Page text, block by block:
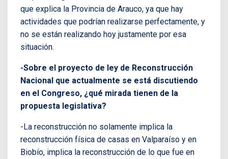
que explica la Provincia de Arauco, ya que hay
actividades que podrían realizarse perfectamente, y
no se están realizando hoy justamente por esa
situación.
-Sobre el proyecto de ley de Reconstrucción
Nacional que actualmente se está discutiendo
en el Congreso, ¿qué mirada tienen de la
propuesta legislativa?
-La reconstrucción no solamente implica la
reconstrucción física de casas en Valparaíso y en
Biobío, implica la reconstrucción de lo que fue en